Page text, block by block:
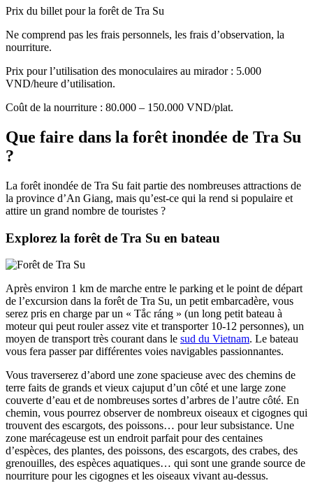
Prix du billet pour la forêt de Tra Su
Ne comprend pas les frais personnels, les frais d’observation, la
nourriture.
Prix pour l’utilisation des monoculaires au mirador : 5.000
VND/heure d’utilisation.
Coût de la nourriture : 80.000 – 150.000 VND/plat.
Que faire dans la forêt inondée de Tra Su
?
La forêt inondée de Tra Su fait partie des nombreuses attractions de
la province d’An Giang, mais qu’est-ce qui la rend si populaire et
attire un grand nombre de touristes ?
Explorez la forêt de Tra Su en bateau
Après environ 1 km de marche entre le parking et le point de départ
de l’excursion dans la forêt de Tra Su, un petit embarcadère, vous
serez pris en charge par un « Tắc ráng » (un long petit bateau à
moteur qui peut rouler assez vite et transporter 10-12 personnes), un
moyen de transport très courant dans le sud du Vietnam. Le bateau
vous fera passer par différentes voies navigables passionnantes.
Vous traverserez d’abord une zone spacieuse avec des chemins de
terre faits de grands et vieux cajuput d’un côté et une large zone
couverte d’eau et de nombreuses sortes d’arbres de l’autre côté. En
chemin, vous pourrez observer de nombreux oiseaux et cigognes qui
trouvent des escargots, des poissons… pour leur subsistance. Une
zone marécageuse est un endroit parfait pour des centaines
d’espèces, des plantes, des poissons, des escargots, des crabes, des
grenouilles, des espèces aquatiques… qui sont une grande source de
nourriture pour les cigognes et les oiseaux vivant au-dessus.